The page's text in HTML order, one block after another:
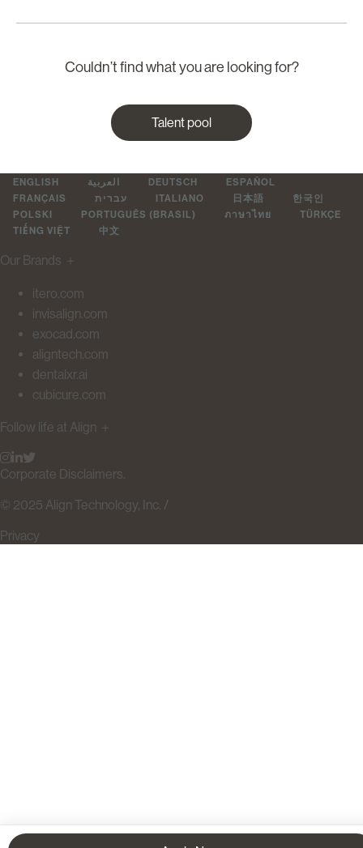
Couldn’t find what you are looking for?
Talent pool
ENGLISH العربية DEUTSCH
ESPAÑOL
FRANÇAIS
עברית ITALIANO 日本語
한국인
POLSKI
PORTUGUÊS (BRASIL) ภาษาไทย
TÜRKÇE
TIẾNG VIỆT
中文
Our Brands ＋
itero.com
invisalign.com
exocad.com
aligntech.com
dentalxr.ai
cubicure.com
Follow life at Align ＋
Corporate Disclaimers.
© 2025 Align Technology, Inc. /
Privacy